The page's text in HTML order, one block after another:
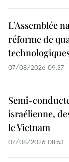
L’Assemblée
réforme de
07/08/2026 09:37
Semi-
israélienne,
le Vietnam
07/08/2026 08:53